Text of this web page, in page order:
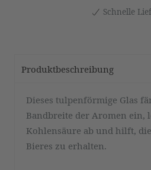
Schnelle
Produktbeschreibung
Dieses tulpenförmige Glas
Bandbreite der Aromen ein,
Kohlensäure ab und hilft,
Bieres zu erhalten.